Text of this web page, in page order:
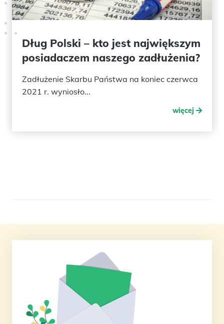
Dług Polski – kto jest największym
posiadaczem naszego zadłużenia?
Zadłużenie Skarbu Państwa na koniec czerwca
2021 r. wyniosło...
więcej